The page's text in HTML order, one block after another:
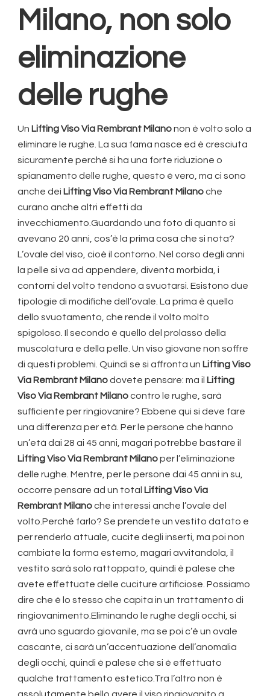
Milano, non solo
eliminazione
delle rughe
Un Lifting Viso Via Rembrant Milanonon è volto solo a
eliminare le rughe. La sua fama nasce ed è cresciuta
sicuramente perché si ha una forte riduzione o
spianamento delle rughe, questo è vero, ma ci sono
anche dei Lifting Viso Via Rembrant Milanoche
curano anche altri effetti da
invecchiamento.Guardando una foto di quanto si
avevano 20 anni, cos’è la prima cosa che si nota?
L’ovale del viso, cioè il contorno. Nel corso degli anni
la pelle si va ad appendere, diventa morbida, i
contorni del volto tendono a svuotarsi. Esistono due
tipologie di modifiche dell’ovale. La prima è quello
dello svuotamento, che rende il volto molto
spigoloso. Il secondo è quello del prolasso della
muscolatura e della pelle. Un viso giovane non soffre
di questi problemi. Quindi se si affronta un Lifting Viso
Via Rembrant Milanodovete pensare: ma il Lifting
Viso Via Rembrant Milanocontro le rughe, sarà
sufficiente per ringiovanire? Ebbene qui si deve fare
una differenza per età. Per le persone che hanno
un’età dai 28 ai 45 anni, magari potrebbe bastare il
Lifting Viso Via Rembrant Milanoper l’eliminazione
delle rughe. Mentre, per le persone dai 45 anni in su,
occorre pensare ad un total Lifting Viso Via
Rembrant Milanoche interessi anche l’ovale del
volto.Perché farlo? Se prendete un vestito datato e
per renderlo attuale, cucite degli inserti, ma poi non
cambiate la forma esterno, magari avvitandola, il
vestito sarà solo rattoppato, quindi è palese che
avete effettuate delle cuciture artificiose. Possiamo
dire che è lo stesso che capita in un trattamento di
ringiovanimento.Eliminando le rughe degli occhi, si
avrà uno sguardo giovanile, ma se poi c’è un ovale
cascante, ci sarà un’accentuazione dell’anomalia
degli occhi, quindi è palese che si è effettuato
qualche trattamento estetico.Tra l’altro non è
assolutamente bello avere il viso ringiovanito a